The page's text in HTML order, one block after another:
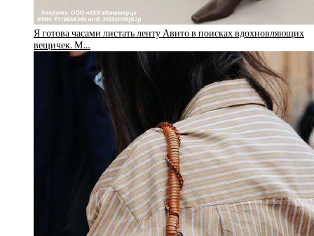
Я готова часами листать ленту Авито в поисках вдохновляющих
вещичек. М…